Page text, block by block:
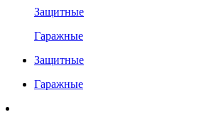
Защитные
Гаражные
Защитные
Гаражные